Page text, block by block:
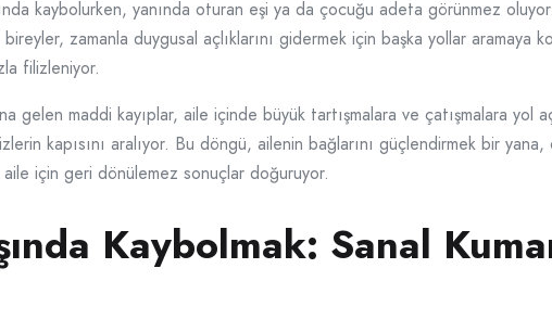
kaybolurken, yanında oturan eşi ya da çocuğu adeta görünmez
zamanla duygusal açlıklarını gidermek için başka yollar aramaya
filizleniyor.
gelen maddi kayıplar, aile içinde büyük tartışmalara ve çatışmalara
kapısını aralıyor. Bu döngü, ailenin bağlarını güçlendirmek bir
için geri dönülemez sonuçlar doğuruyor.
Kaybolmak: Sanal